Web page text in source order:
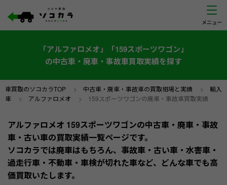
「アルファロメオ」「159スポーツワゴン」
の中古車・廃車・事故車買取実績を探す
車買取のソコカラTOP > 中古車・廃車・事故車の買取相場と実績 > 輸入
車 > アルファロメオ > 159スポーツワゴンの廃車・事故車買取実績
アルファロメオ 159スポーツワゴンの中古車・廃車・事故
車・古い車の買取実績一覧ページです。
ソコカラでは廃車はもちろん、事故車・古い車・水害車・
過走行車・不動車・車検が切れた車など、どんな車でも高
価買取いたします。